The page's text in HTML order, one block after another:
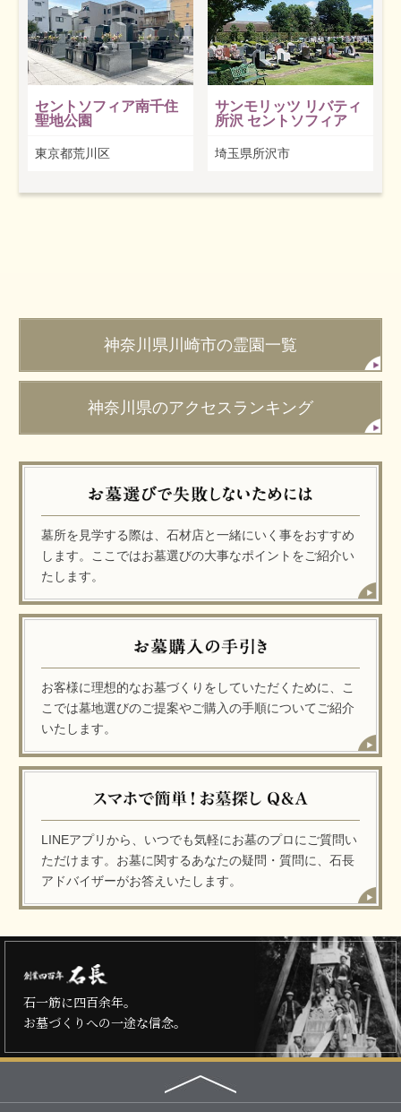
セントソフィア南千住
聖地公園
東京都荒川区
サンモリッツ リバティ
所沢 セントソフィア
埼玉県所沢市
神奈川県川崎市の霊園一覧
神奈川県のアクセスランキング
墓所を見学する際は、石材店と一緒にいく事をおすすめ
します。ここではお墓選びの大事なポイントをご紹介い
たします。
お客様に理想的なお墓づくりをしていただくために、こ
こでは墓地選びのご提案やご購入の手順についてご紹介
いたします。
LINEアプリから、いつでも気軽にお墓のプロにご質問い
ただけます。お墓に関するあなたの疑問・質問に、石長
アドバイザーがお答えいたします。
石一筋に四百余年。
お墓づくりへの一途な信念。